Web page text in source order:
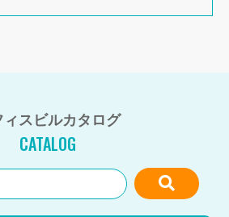
ィスビルカタログ
CATALOG